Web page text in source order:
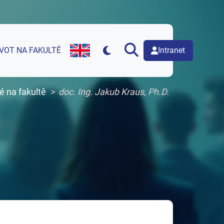
NA FAKULTĚ
English version of web page
Intranet
na fakultě doc. Ing. Jakub Kraus, Ph.D.